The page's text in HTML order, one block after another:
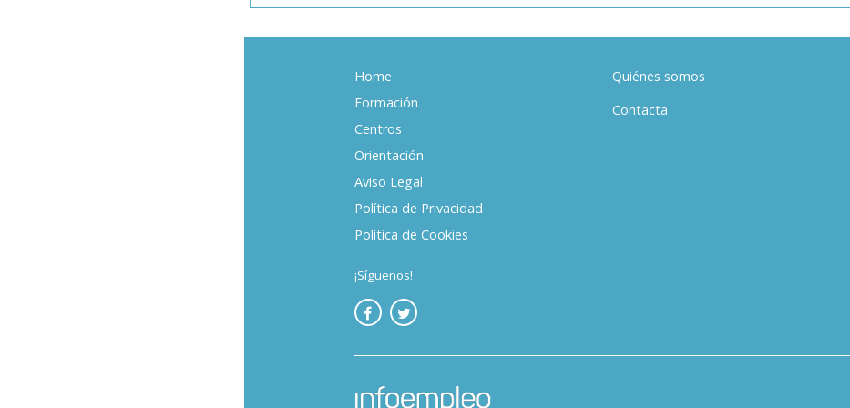
Home
Formación
Centros
Orientación
Aviso Legal
Política de Privacidad
Política de Cookies
Quiénes somos
Contacta
¡Síguenos!